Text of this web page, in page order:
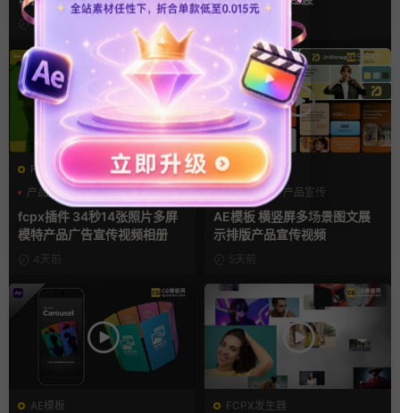
pr模板
2天前
FCPX发生器
产品宣传
企业宣传模板
分屏模板
fcpx插件 34秒14张照片多屏
模特产品广告宣传视频相册
4天前
AE模板
产品介绍
产品宣传
产品展示
AE模板 横竖屏多场景图文展
示排版产品宣传视频
5天前
AE模板
FCPX发生器